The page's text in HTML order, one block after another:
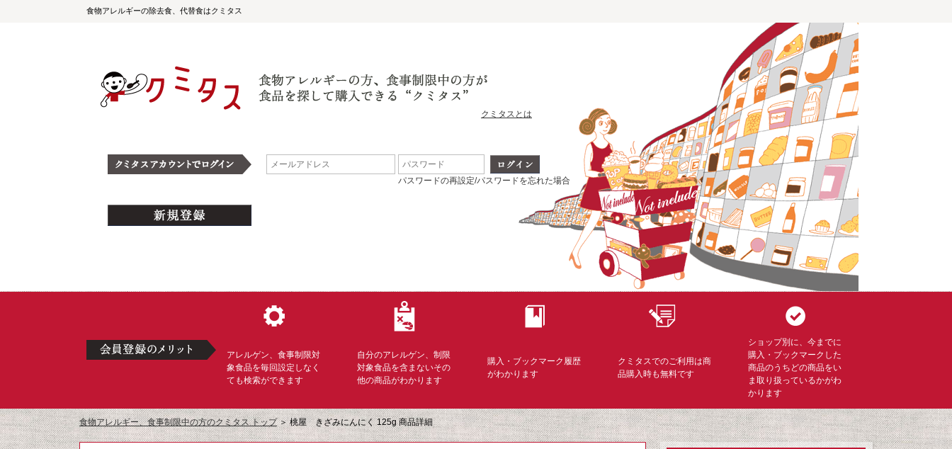
食物アレルギーの除去食、代替食はクミタス
クミタスとは
パスワードの再設定/パスワードを忘れた場合
アレルゲン、食事制限対
象食品を毎回設定しなく
ても検索ができます
自分のアレルゲン、制限
対象食品を含まないその
他の商品がわかります
購入・ブックマーク履歴
がわかります
クミタスでのご利用は商
品購入時も無料です
ショップ別に、今までに
購入・ブックマークした
商品のうちどの商品をい
ま取り扱っているかがわ
かります
食物アレルギー、食事制限中の方のクミタス トップ＞桃屋 きざみにんにく 125g 商品詳細